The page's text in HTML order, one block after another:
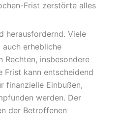
Frist zerstörte alles
herausfordernd. Viele
auch erhebliche
Rechten, insbesondere
Frist kann entscheidend
finanzielle Einbußen,
werden. Der
der Betroffenen